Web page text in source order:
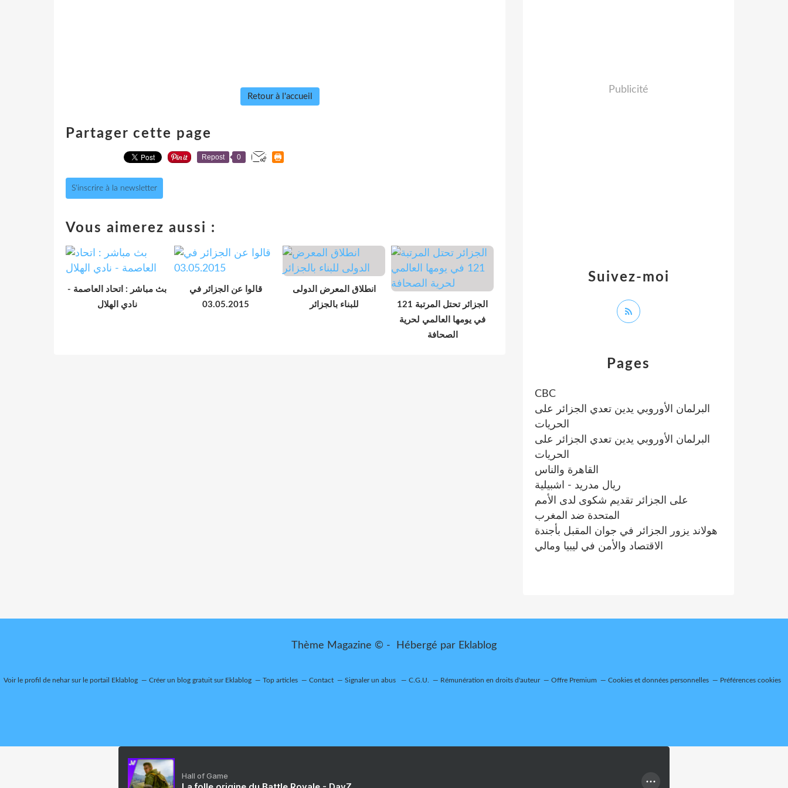
Retour à l'accueil
Partager cette page
Repost 0
S'inscrire à la newsletter
Vous aimerez aussi :
بث مباشر : اتحاد العاصمة -
نادي الهلال
قالوا عن الجزائر في
03.05.2015
انطلاق المعرض الدولى
للبناء بالجزائر
الجزائر تحتل المرتبة 121
في يومها العالمي لحرية
الصحافة
Pages
CBC
البرلمان الأوروبي يدين تعدي الجزائر على
الحريات
البرلمان الأوروبي يدين تعدي الجزائر على
الحريات
القاهرة والناس
ريال مدريد - اشبيلية
على الجزائر تقديم شكوى لدى الأمم
المتحدة ضد المغرب
هولاند يزور الجزائر في جوان المقبل بأجندة
الاقتصاد والأمن في ليبيا ومالي
Suivez-moi
Publicité
Thème Magazine © - Hébergé par Eklablog
Voir le profil de neharsur le portail Eklablog Créer un blog gratuit sur Eklablog Top articles Contact Signaler un abus C.G.U. Rémunération en droits d'auteur Offre Premium Cookies et données personnelles Préférences cookies
Hall of Game